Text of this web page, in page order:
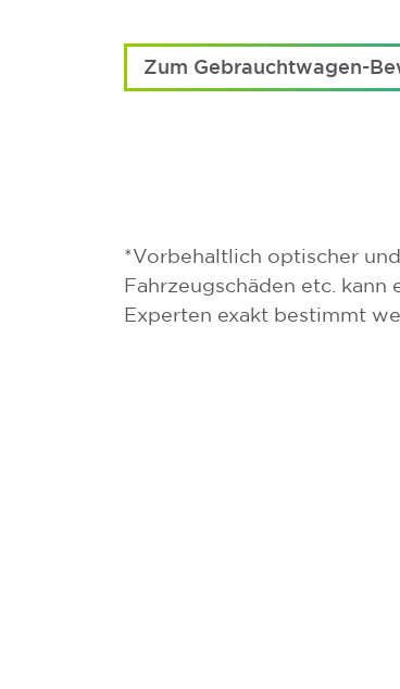
Zum Gebrauchtwagen-
*Vorbehaltlich optischer
Fahrzeugschäden etc.
Experten exakt bestimmt